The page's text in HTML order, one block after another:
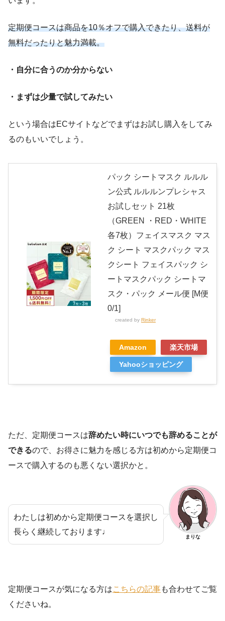
定期便コースは商品を10％オフで購入できたり、送料が
無料だったりと魅力満載。
・自分に合うのか分からない
・まずは少量で試してみたい
という場合はECサイトなどでまずはお試し購入をしてみ
るのもいいでしょう。
パック シートマスク ルルル
ン公式 ルルルンプレシャス
お試しセット 21枚
（GREEN ・RED・WHITE
各7枚）フェイスマスク マス
ク シート マスクパック マス
クシート フェイスパック シ
ートマスクパック シートマ
スク・パック メール便 [M便
0/1]
created by Rinker
Amazon 楽天市場
Yahooショッピング
ただ、定期便コースは辞めたい時にいつでも辞めることが
できるので、お得さに魅力を感じる方は初めから定期便コ
ースで購入するのも悪くない選択かと。
わたしは初めから定期便コースを選択し
長らく継続しております♩
まりな
定期便コースが気になる方はこちらの記事も合わせてご覧
くださいね。